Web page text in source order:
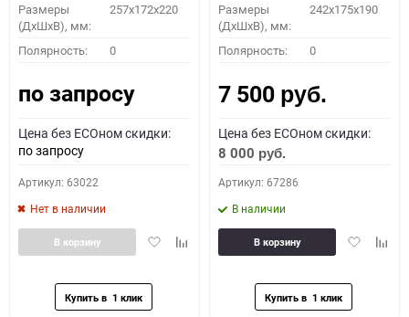
Размеры
(ДхШхВ), мм:
257x172x220
Полярность: 0
по запросу
Цена без ECOном скидки:
по запросу
Артикул: 63022
Нет в наличии
ДобавитьДобавить
В корзину
Размеры
(ДхШхВ), мм:
242x175x190
Полярность: 0
7 500 руб.
Цена без ECOном скидки:
8 000 руб.
Артикул: 67286
В наличии
Добавить
В корзину